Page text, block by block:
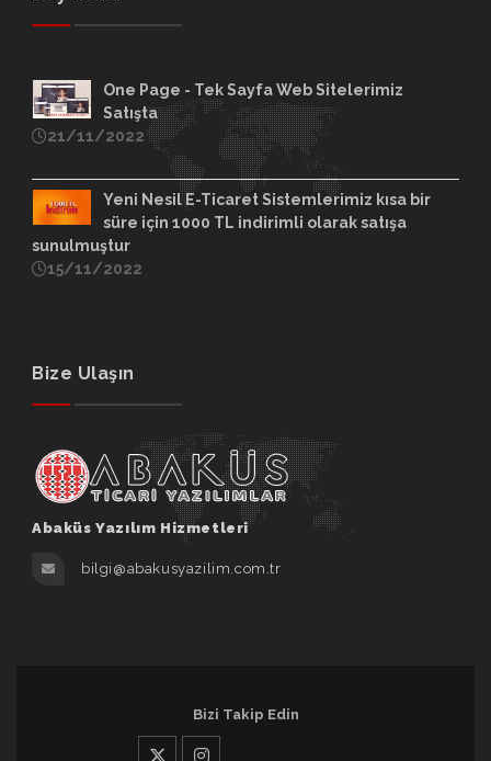
One Page - Tek Sayfa Web Sitelerimiz
Satışta
21/11/2022
Yeni Nesil E-Ticaret Sistemlerimiz kısa bir
süre için 1000 TL indirimli olarak satışa
sunulmuştur
15/11/2022
Bize Ulaşın
Abaküs Yazılım Hizmetleri
bilgi@abakusyazilim.com.tr
Bizi Takip Edin